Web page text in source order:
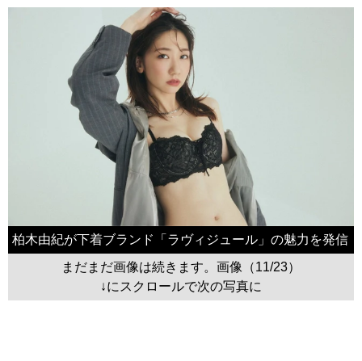
柏木由紀が下着ブランド「ラヴィジュール」の魅力を発信
まだまだ画像は続きます。画像（11/23）
↓にスクロールで次の写真に